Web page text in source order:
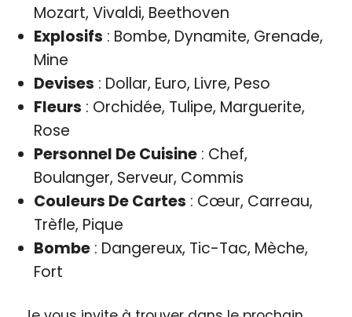
Mozart, Vivaldi, Beethoven
Explosifs : Bombe, Dynamite, Grenade,
Mine
Devises : Dollar, Euro, Livre, Peso
Fleurs : Orchidée, Tulipe, Marguerite,
Rose
Personnel De Cuisine: Chef,
Boulanger, Serveur, Commis
Couleurs De Cartes : Cœur, Carreau,
Trèfle, Pique
Bombe: Dangereux, Tic-Tac, Mèche,
Fort